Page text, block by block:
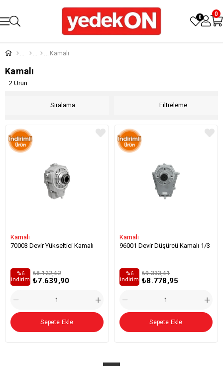
0 0
Kamalı
Kamalı
Filtreleme
Sıralama
2 Ürün
Kamalı
70003 Devir Yükseltici Kamalı
₺7.639,90
₺8.122,42
%6
i̇ndirim
Sepete Ekle
Kamalı
96001 Devir Düşürcü Kamalı 1/3
₺8.778,95
₺9.333,41
%6
i̇ndirim
Sepete Ekle